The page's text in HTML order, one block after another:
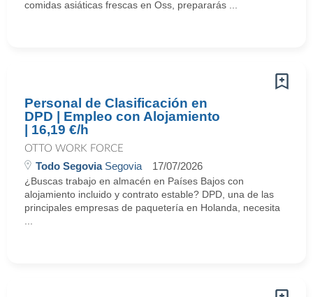
comidas asiáticas frescas en Oss, prepararás ...
Personal de Clasificación en
DPD | Empleo con Alojamiento
| 16,19 €/h
OTTO WORK FORCE
Todo SegoviaSegovia 17/07/2026
¿Buscas trabajo en almacén en Países Bajos con
alojamiento incluido y contrato estable? DPD, una de las
principales empresas de paquetería en Holanda, necesita